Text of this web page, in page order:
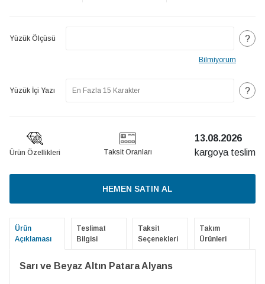
Yüzük Ölçüsü ?
Bilmiyorum
Yüzük İçi Yazı ?
Ürün Özellikleri Taksit Oranları
13.08.2026
kargoya teslim
HEMEN SATIN AL
Ürün
Açıklaması
Teslimat
Bilgisi
Taksit
Seçenekleri
Takım
Ürünleri
Sarı ve Beyaz Altın Patara Alyans